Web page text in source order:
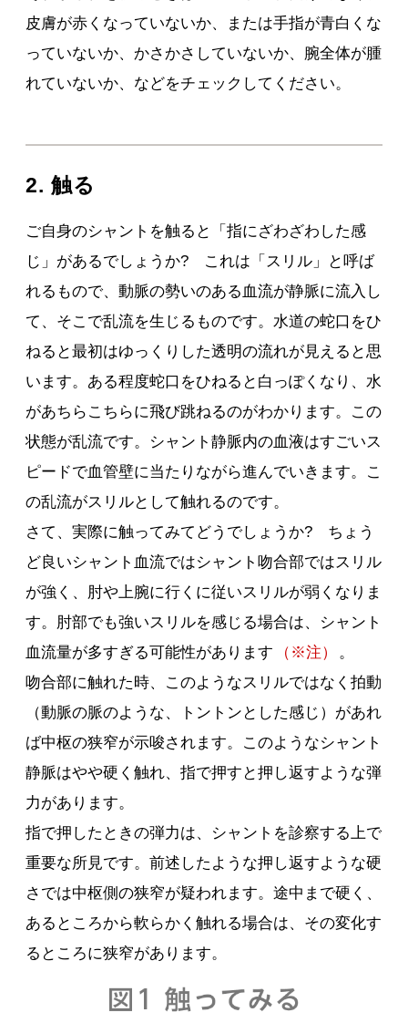
皮膚が赤くなっていないか、または手指が青白くな
っていないか、かさかさしていないか、腕全体が腫
れていないか、などをチェックしてください。
2. 触る
ご自身のシャントを触ると「指にざわざわした感
じ」があるでしょうか? これは「スリル」と呼ば
れるもので、動脈の勢いのある血流が静脈に流入し
て、そこで乱流を生じるものです。水道の蛇口をひ
ねると最初はゆっくりした透明の流れが見えると思
います。ある程度蛇口をひねると白っぽくなり、水
があちらこちらに飛び跳ねるのがわかります。この
状態が乱流です。シャント静脈内の血液はすごいス
ピードで血管壁に当たりながら進んでいきます。こ
の乱流がスリルとして触れるのです。
さて、実際に触ってみてどうでしょうか? ちょう
ど良いシャント血流ではシャント吻合部ではスリル
が強く、肘や上腕に行くに従いスリルが弱くなりま
す。肘部でも強いスリルを感じる場合は、シャント
血流量が多すぎる可能性があります
（※注）
。
吻合部に触れた時、このようなスリルではなく拍動
（動脈の脈のような、トントンとした感じ）があれ
ば中枢の狭窄が示唆されます。このようなシャント
静脈はやや硬く触れ、指で押すと押し返すような弾
力があります。
指で押したときの弾力は、シャントを診察する上で
重要な所見です。前述したような押し返すような硬
さでは中枢側の狭窄が疑われます。途中まで硬く、
あるところから軟らかく触れる場合は、その変化す
るところに狭窄があります。